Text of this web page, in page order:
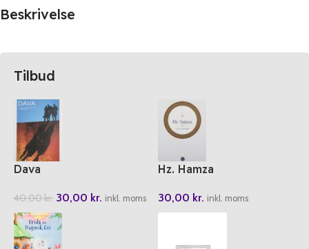
Beskrivelse
Tilbud
Dava
40,00kr. 30,00 kr. inkl. moms
Hz. Hamza
30,00 kr. inkl. moms